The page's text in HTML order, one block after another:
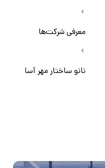
معرفی شرکت‌ها
نانو ساختار مهر آسا